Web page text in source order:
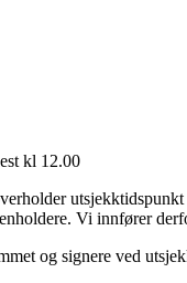
kl 12.00
Vi innfører
og signere ved